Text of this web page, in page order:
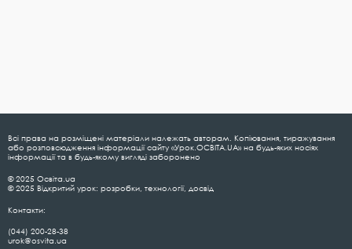
Всі права на розміщені матеріали належать авторам. Копіювання, тиражування
або розповсюдження інформації сайту «Урок.ОСВІТА.UA» на будь-яких носіях
інформації та в будь-якому вигляді заборонено
© 2025 Освіта.ua
© 2025 Відкритий урок: розробки, технології, досвід
Контакти:
(044) 200-28-38
urok@osvita.ua